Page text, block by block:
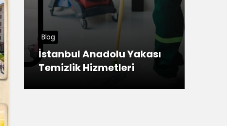
Blog
İstanbul Anadolu Yakası
Temizlik Hizmetleri